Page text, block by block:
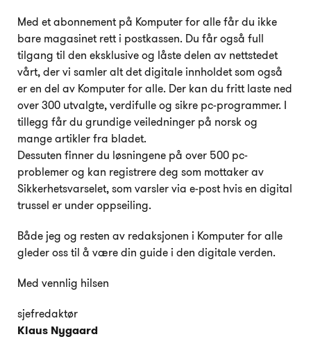
Med et abonnement på Komputer for alle får du ikke
bare magasinet rett i postkassen. Du får også full
tilgang til den eksklusive og låste delen av nettstedet
vårt, der vi samler alt det digitale innholdet som også
er en del av Komputer for alle. Der kan du fritt laste ned
over 300 utvalgte, verdifulle og sikre pc-programmer. I
tillegg får du grundige veiledninger på norsk og
mange artikler fra bladet.
Dessuten finner du løsningene på over 500 pc-
problemer og kan registrere deg som mottaker av
Sikkerhetsvarselet, som varsler via e-post hvis en digital
trussel er under oppseiling.
Både jeg og resten av redaksjonen i Komputer for alle
gleder oss til å være din guide i den digitale verden.
Med vennlig hilsen
sjefredaktør
Klaus Nygaard